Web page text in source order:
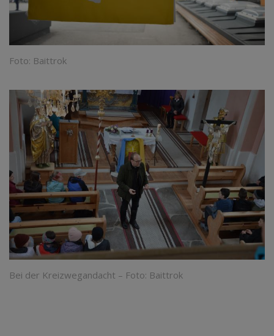
Foto: Baittrok
Bei der Kreizwegandacht – Foto: Baittrok